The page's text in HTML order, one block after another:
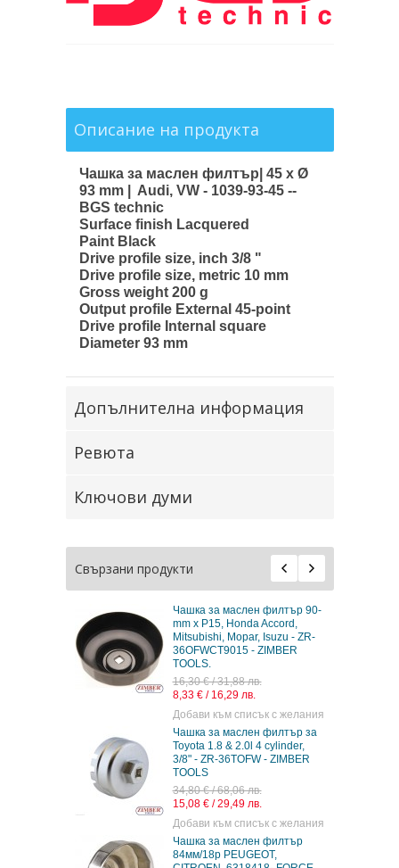
Описание на продукта
Чашка за маслен филтър| 45 x Ø
93 mm | Audi, VW - 1039-93-45 --
BGS technic
Surface finish Lacquered
Paint Black
Drive profile size, inch 3/8 "
Drive profile size, metric 10 mm
Gross weight 200 g
Output profile External 45-point
Drive profile Internal square
Diameter 93 mm
Допълнителна информация
Ревюта
Ключови думи
Свързани продукти
Чашка за маслен филтър 90-
mm x P15, Honda Accord,
Mitsubishi, Mopar, Isuzu - ZR-
36OFWCT9015 - ZIMBER
TOOLS.
16,30 € / 31,88 лв.
8,33 € / 16,29 лв.
Добави към списък с желания
Чашка за маслен филтър за
Toyota 1.8 & 2.0l 4 cylinder,
3/8" - ZR-36TOFW - ZIMBER
TOOLS
34,80 € / 68,06 лв.
15,08 € / 29,49 лв.
Добави към списък с желания
Чашка за маслен филтър
84мм/18p PEUGEOT,